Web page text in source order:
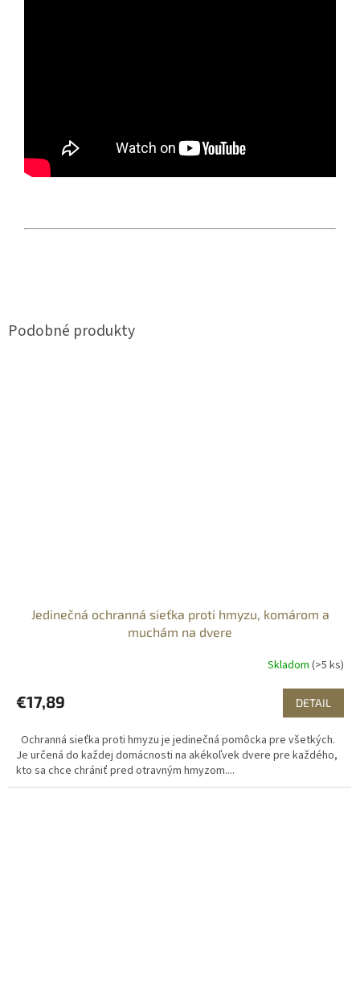
Jedinečná ochranná sieťka proti hmyzu, komárom a
muchám na dvere
Skladom (>5 ks)
€17,89 DETAIL
Ochranná sieťka proti hmyzu je jedinečná pomôcka pre všetkých.
Je určená do každej domácnosti na akékoľvek dvere pre každého,
kto sa chce chrániť pred otravným hmyzom....